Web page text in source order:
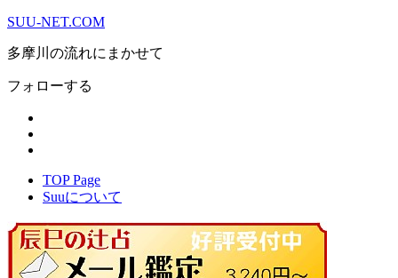
SUU-NET.COM
多摩川の流れにまかせて
フォローする
TOP Page
Suuについて